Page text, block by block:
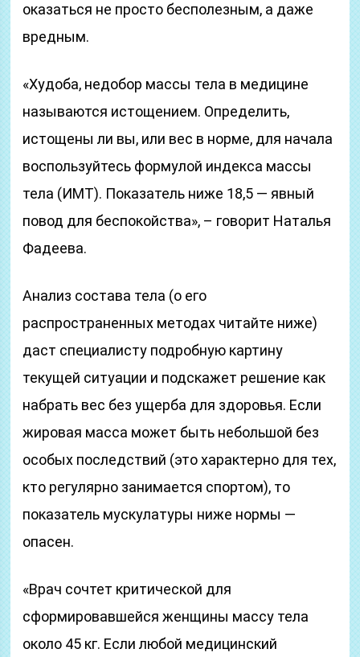
оказаться не просто бесполезным, а даже
вредным.
«Худоба, недобор массы тела в медицине
называются истощением. Определить,
истощены ли вы, или вес в норме, для начала
воспользуйтесь формулой индекса массы
тела (ИМТ). Показатель ниже 18,5 — явный
повод для беспокойства», – говорит Наталья
Фадеева.
Анализ состава тела (о его
распространенных методах читайте ниже)
даст специалисту подробную картину
текущей ситуации и подскажет решение как
набрать вес без ущерба для здоровья. Если
жировая масса может быть небольшой без
особых последствий (это характерно для тех,
кто регулярно занимается спортом), то
показатель мускулатуры ниже нормы —
опасен.
«Врач сочтет критической для
сформировавшейся женщины массу тела
около 45 кг. Если любой медицинский